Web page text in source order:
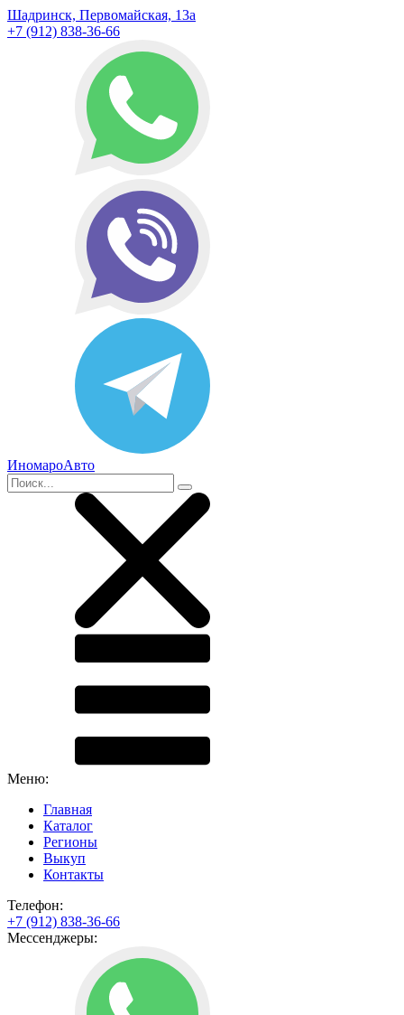
Шадринск, Первомайская, 13а
+7 (912) 838-36-66
ИномароАвто
Меню:
Главная
Каталог
Регионы
Выкуп
Контакты
Телефон:
+7 (912) 838-36-66
Мессенджеры: